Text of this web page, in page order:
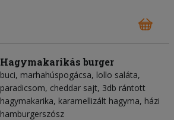
Hagymakarikás burger
buci, marhahúspogácsa, lollo saláta,
paradicsom, cheddar sajt, 3db rántott
hagymakarika, karamellizált hagyma, házi
hamburgerszósz